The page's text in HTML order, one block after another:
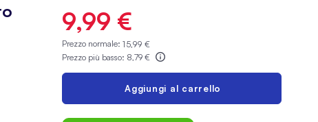
9,99 €
Prezzo normale:15,99 €
Prezzo più basso: 8,79 €
Aggiungi al carrello